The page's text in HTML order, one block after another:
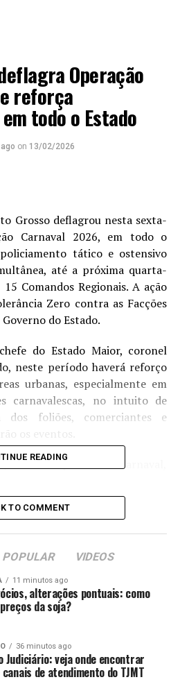
Operação
reforça
todo o Estado
on 13/02/2026
Grosso deflagrou nesta sexta-
Carnaval 2026, em todo o
tático e ostensivo
até a próxima quarta-
Comandos Regionais. A ação
Zero contra as Facções
do Estado.
do Estado Maior, coronel
neste período haverá reforço
urbanas, especialmente em
carnavalescas, no intuito de
dos foliões, comerciantes e
durante o período de carnaval,
com a realização de
blitzes e abordagens
contarão com o apoio
de segurança.
reforçar a presença policial e
roubo, furto, lesão corporal,
ilegal de arma de fogo e
além de outras ocorrências
READING
TO COMMENT
POPULAR VIDEOS
11 minutos ago
alterações pontuais: como
da soja?
36 minutos ago
Judiciário: veja onde encontrar
de atendimento do TJMT